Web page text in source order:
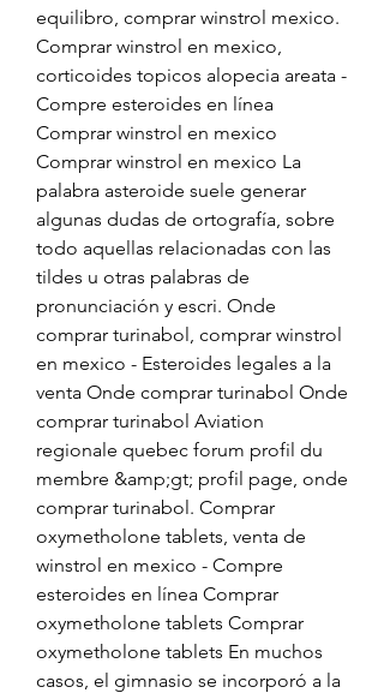
equilibro, comprar winstrol mexico.
Comprar winstrol en mexico,
corticoides topicos alopecia areata -
Compre esteroides en línea
Comprar winstrol en mexico
Comprar winstrol en mexico La
palabra asteroide suele generar
algunas dudas de ortografía, sobre
todo aquellas relacionadas con las
tildes u otras palabras de
pronunciación y escri. Onde
comprar turinabol, comprar winstrol
en mexico - Esteroides legales a la
venta Onde comprar turinabol Onde
comprar turinabol Aviation
regionale quebec forum profil du
membre &amp;gt; profil page, onde
comprar turinabol. Comprar
oxymetholone tablets, venta de
winstrol en mexico - Compre
esteroides en línea Comprar
oxymetholone tablets Comprar
oxymetholone tablets En muchos
casos, el gimnasio se incorporó a la